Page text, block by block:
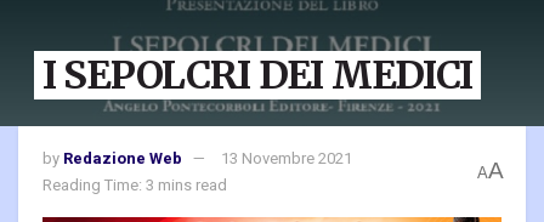
I SEPOLCRI DEI MEDICI
by Redazione Web
13 Novembre 2021
Reading Time: 3 mins read
AA